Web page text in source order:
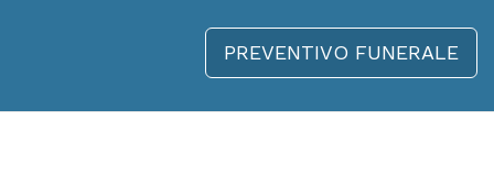
PREVENTIVO FUNERALE